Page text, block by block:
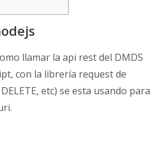
llamar la api rest del DMDS
con la librería request de
etc) se esta usando para